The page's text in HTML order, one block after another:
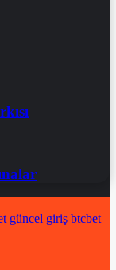
güncel giriş btcbet